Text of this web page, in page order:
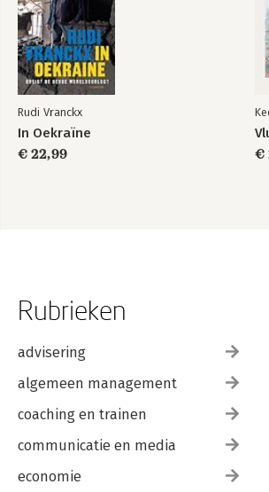
Rudi Vranckx
In Oekraïne
€ 22,99
€
Rubrieken
advisering
algemeen management
coaching en trainen
communicatie en media
economie